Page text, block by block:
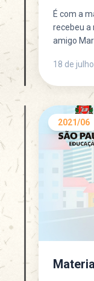
É com a
recebeu a
amigo
18 de
2021/06